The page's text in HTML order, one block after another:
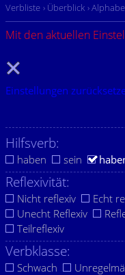
Verbliste › Überblick ›
Mit den aktuellen
Einstellungen
Hilfsverb:
haben sein
Reflexivität:
Nicht reflexiv
Echt
Unecht Reflexiv
Teilreflexiv
Verbklasse:
Schwach